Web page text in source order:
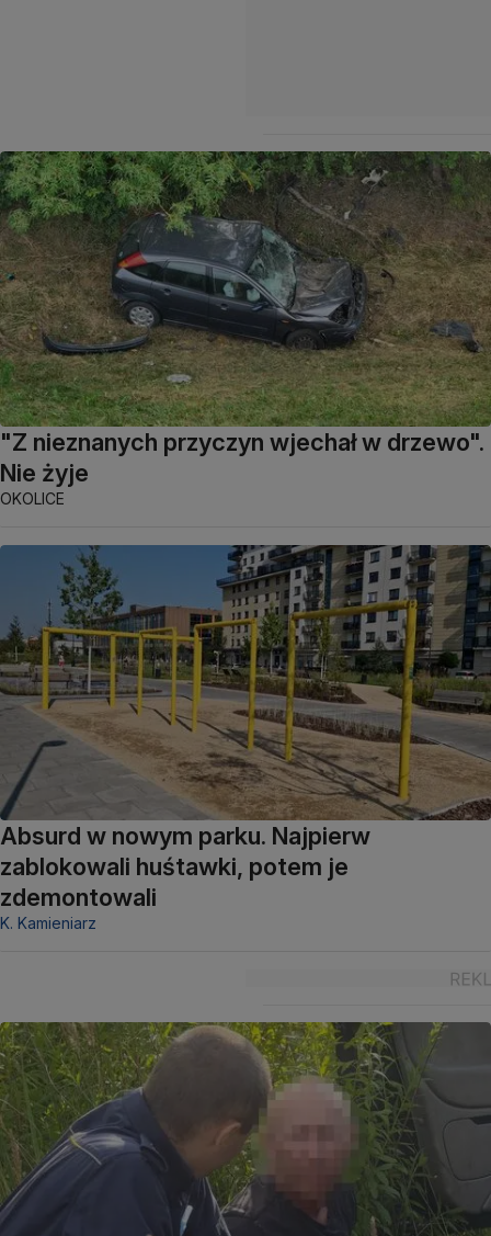
"Z nieznanych przyczyn wjechał w drzewo".
Nie żyje
OKOLICE
Absurd w nowym parku. Najpierw
zablokowali huśtawki, potem je
zdemontowali
K. Kamieniarz